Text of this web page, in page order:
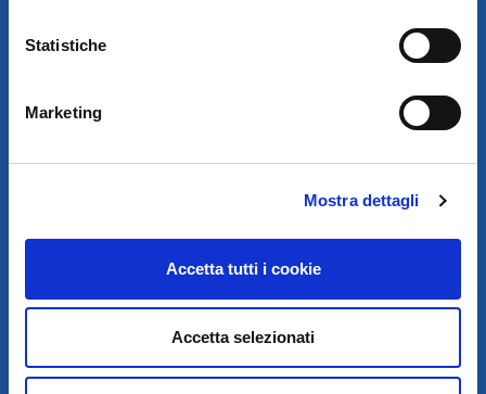
Statistiche
Marketing
Mostra dettagli
Accetta tutti i cookie
Accetta selezionati
SOCIETÀ SOGGETTA A DIREZIONE E COORDINAMENTO DELLA
R.I. P.IVA E COD. FISCALE IT 00745100156 – SDI: A4707H7
TEL. 02 339391 - FAX 02 33939241